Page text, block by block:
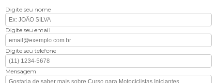
Digite seu nome
Digite seu email
Digite seu telefone
Mensagem